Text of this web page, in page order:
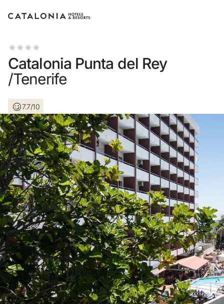
Iniciar sessió
Has oblidat la teva contrasenya?
o utilitza una d'aquestes opcions
Entra amb Google
Inicia sessió només amb el mail
No t'has registrat encara ?
Crear-ne un compte
Gaudeix els beneficis de formar part de
Catalonia Punta del Rey
/Tenerife
7.7/10